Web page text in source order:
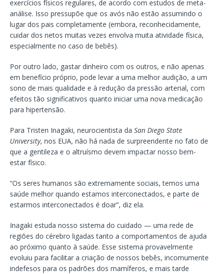
exercícios físicos regulares, de acordo com estudos de meta-
análise. Isso pressupõe que os avós não estão assumindo o
lugar dos pais completamente (embora, reconhecidamente,
cuidar dos netos muitas vezes envolva muita atividade física,
especialmente no caso de bebês).
Por outro lado, gastar dinheiro com os outros, e não apenas
em benefício próprio, pode levar a uma melhor audição, a um
sono de mais qualidade e à redução da pressão arterial, com
efeitos tão significativos quanto iniciar uma nova medicação
para hipertensão.
Para Tristen Inagaki, neurocientista da San Diego State
University, nos EUA, não há nada de surpreendente no fato de
que a gentileza e o altruísmo devem impactar nosso bem-
estar físico.
“Os seres humanos são extremamente sociais, temos uma
saúde melhor quando estamos interconectados, e parte de
estarmos interconectados é doar”, diz ela.
Inagaki estuda nosso sistema do cuidado — uma rede de
regiões do cérebro ligadas tanto a comportamentos de ajuda
ao próximo quanto à saúde. Esse sistema provavelmente
evoluiu para facilitar a criação de nossos bebês, incomumente
indefesos para os padrões dos mamíferos, e mais tarde